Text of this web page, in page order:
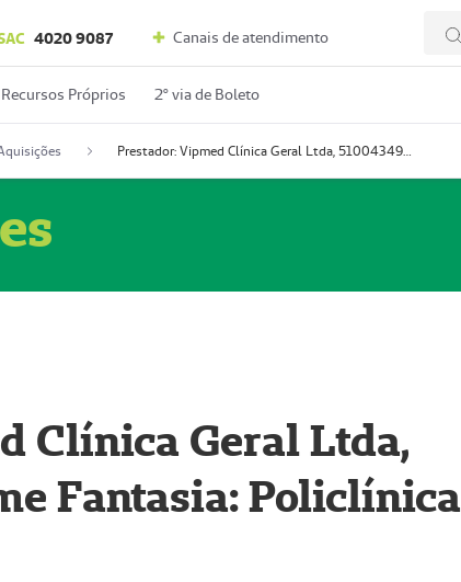
4020 9087 Canais de atendimento
Recursos Próprios 2º via de Boleto
Prestador: Vipmed Clínica Geral Ltda, 51004349-0 (Nome Fantasia: Policlínica Master)
Clínica Geral Ltda,
Fantasia: Policlínica